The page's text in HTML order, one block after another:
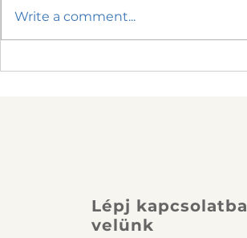
Write a comment...
Lépj kapcsolatba
velünk